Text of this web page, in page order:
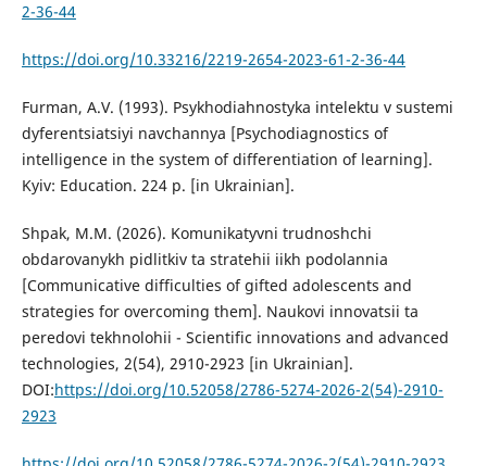
2-36-44
https://doi.org/10.33216/2219-2654-2023-61-2-36-44
Furman, A.V. (1993). Psykhodiahnostyka intelektu v sustemi
dyferentsiatsiyi navchannya [Psychodiagnostics of
intelligence in the system of differentiation of learning].
Kyiv: Education. 224 p. [in Ukrainian].
Shpak, M.M. (2026). Komunikatyvni trudnoshchi
obdarovanykh pidlitkiv ta stratehii іikh podolannіa
[Communicative difficulties of gifted adolescents and
strategies for overcoming them]. Naukovi innovatsii ta
peredovi tekhnolohii - Scientific innovations and advanced
technologies, 2(54), 2910-2923 [in Ukrainian].
DOI:https://doi.org/10.52058/2786-5274-2026-2(54)-2910-
2923